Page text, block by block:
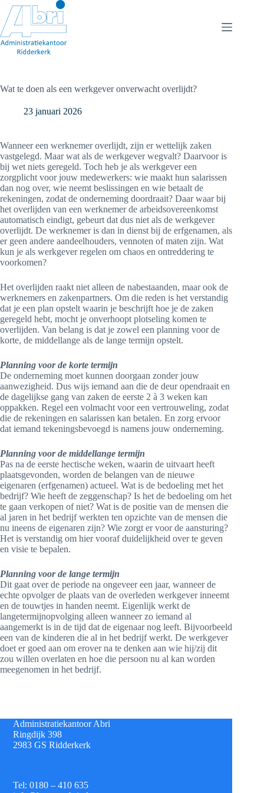
naar
de
inhoud
Wat te doen als een werkgever onverwacht overlijdt?
23 januari 2026
Wanneer een werknemer overlijdt, zijn er wettelijk zaken
vastgelegd. Maar wat als de werkgever wegvalt? Daarvoor is
bij wet niets geregeld. Toch heb je als werkgever een
zorgplicht voor jouw medewerkers: wie maakt hun salarissen
dan nog over, wie neemt beslissingen en wie betaalt de
rekeningen, zodat de onderneming doordraait? Daar waar bij
het overlijden van een werknemer de arbeidsovereenkomst
automatisch eindigt, gebeurt dat dus niet als de werkgever
overlijdt. De werknemer is dan in dienst bij de erfgenamen, als
er geen andere aandeelhouders, vennoten of maten zijn. Wat
kun je als werkgever regelen om chaos en ontreddering te
voorkomen?
Het overlijden raakt niet alleen de nabestaanden, maar ook de
werknemers en zakenpartners. Om die reden is het verstandig
dat je een plan opstelt waarin je beschrijft hoe je de zaken
geregeld hebt, mocht je onverhoopt plotseling komen te
overlijden. Van belang is dat je zowel een planning voor de
korte, de middellange als de lange termijn opstelt.
Planning voor de korte termijn
De onderneming moet kunnen doorgaan zonder jouw
aanwezigheid. Dus wijs iemand aan die de deur opendraait en
de dagelijkse gang van zaken de eerste 2 à 3 weken kan
oppakken. Regel een volmacht voor een vertrouweling, zodat
die de rekeningen en salarissen kan betalen. En zorg ervoor
dat iemand tekeningsbevoegd is namens jouw onderneming.
Planning voor de middellange termijn
Pas na de eerste hectische weken, waarin de uitvaart heeft
plaatsgevonden, worden de belangen van de nieuwe
eigenaren (erfgenamen) actueel. Wat is de bedoeling met het
bedrijf? Wie heeft de zeggenschap? Is het de bedoeling om het
te gaan verkopen of niet? Wat is de positie van de mensen die
al jaren in het bedrijf werkten ten opzichte van de mensen die
nu ineens de eigenaren zijn? Wie zorgt er voor de aansturing?
Het is verstandig om hier vooraf duidelijkheid over te geven
en visie te bepalen.
Planning voor de lange termijn
Dit gaat over de periode na ongeveer een jaar, wanneer de
echte opvolger de plaats van de overleden werkgever inneemt
en de touwtjes in handen neemt. Eigenlijk werkt de
langetermijnopvolging alleen wanneer zo iemand al
aangemerkt is in de tijd dat de eigenaar nog leeft. Bijvoorbeeld
een van de kinderen die al in het bedrijf werkt. De werkgever
doet er goed aan om erover na te denken aan wie hij/zij dit
zou willen overlaten en hoe die persoon nu al kan worden
meegenomen in het bedrijf.
Administratiekantoor Abri
Ringdijk 398
2983 GS Ridderkerk
Tel: 0180 – 410 635